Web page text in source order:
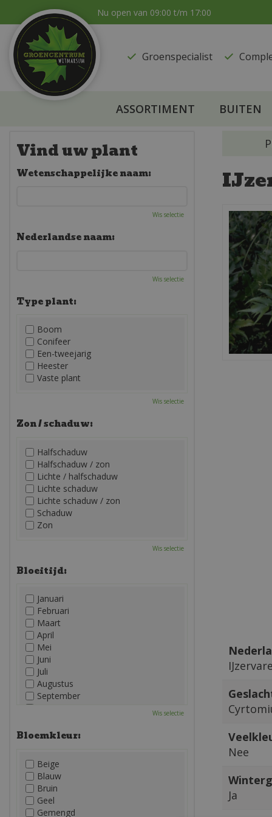
naar
content
Nu open van 09:00 t/m 17:00
Groenspecialist
ASSORTIMENT BUITEN
Nee
Ja
Vind uw plant
Wetenschappelijke naam:
Wis selectie
Nederlandse naam:
Wis selectie
Type plant:
Boom
Conifeer
Een-tweejarig
Heester
Vaste plant
Wis selectie
Zon / schaduw:
Halfschaduw
Halfschaduw / zon
Lichte / halfschaduw
Lichte schaduw
Lichte schaduw / zon
Schaduw
Zon
Wis selectie
Bloeitijd:
Januari
Februari
Maart
April
Mei
Juni
Juli
Augustus
September
December
Wis selectie
Bloemkleur:
Beige
Blauw
Bruin
Geel
Gemengd